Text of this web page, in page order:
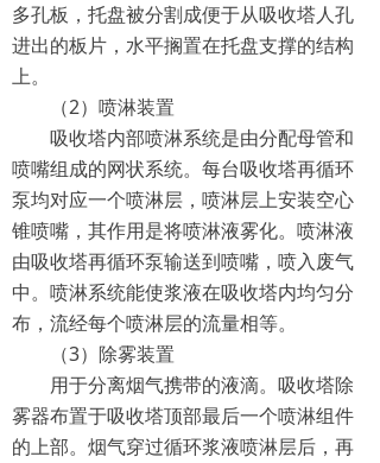
多孔板，托盘被分割成便于从吸收塔人孔
进出的板片，水平搁置在托盘支撑的结构
上。
（2）喷淋装置
吸收塔内部喷淋系统是由分配母管和
喷嘴组成的网状系统。每台吸收塔再循环
泵均对应一个喷淋层，喷淋层上安装空心
锥喷嘴，其作用是将喷淋液雾化。喷淋液
由吸收塔再循环泵输送到喷嘴，喷入废气
中。喷淋系统能使浆液在吸收塔内均匀分
布，流经每个喷淋层的流量相等。
（3）除雾装置
用于分离烟气携带的液滴。吸收塔除
雾器布置于吸收塔顶部最后一个喷淋组件
的上部。烟气穿过循环浆液喷淋层后，再